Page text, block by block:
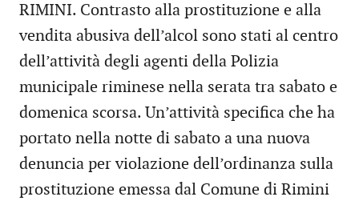
RIMINI. Contrasto alla prostituzione e alla
vendita abusiva dell’alcol sono stati al centro
dell’attività degli agenti della Polizia
municipale riminese nella serata tra sabato e
domenica scorsa. Un’attività specifica che ha
portato nella notte di sabato a una nuova
denuncia per violazione dell’ordinanza sulla
prostituzione emessa dal Comune di Rimini